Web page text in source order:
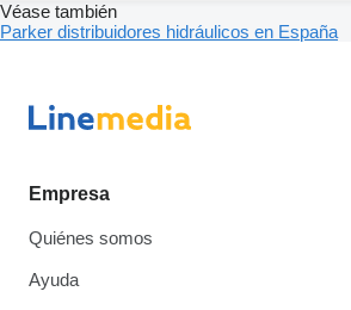
Véase también
Parker distribuidores hidráulicos en España
Empresa
Quiénes somos
Ayuda